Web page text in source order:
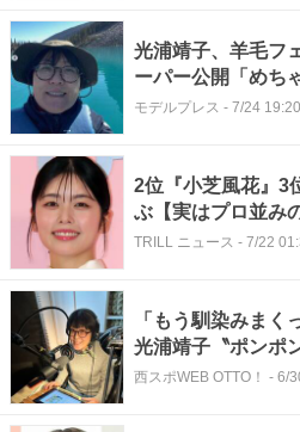
光浦靖子、羊毛フ
ーパー公開「めち
表現が凄い」と反響
モデルプレス - 7/24 19:20
2位『小芝風花』3
ぶ【実はプロ並み
1位に「天才的」
TRILL ニュース - 7/22
「もう馴染みま
光浦靖子〝ポンポ
「気持ち良さそう
西スポWEB OTTO！ - 6/